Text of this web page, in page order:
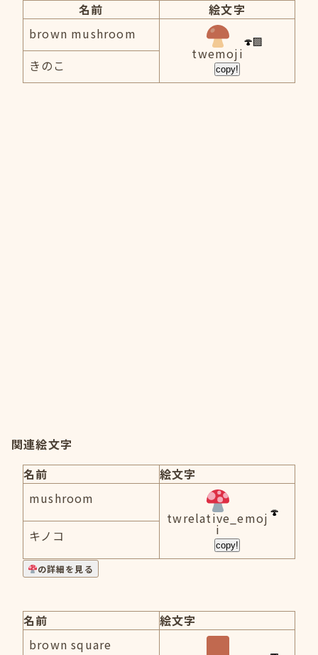
名前
絵文字
brown mushroom
twemoji
copy!
きのこ
関連絵文字
名前
絵文字
mushroom
twrelative_emoj
i
copy!
キノコ
の詳細を見る
名前
絵文字
brown square